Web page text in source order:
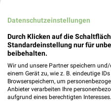
250,89 km •
ALDI Nord
In der
31141 Hildesheim
Heute 07:00 -
236,27 km •
Datenschutzeinstellungen
Durch Klicken auf die
Standardeinstellung nur für
beibehalten.
Wir und unsere Partner speichern
einem Gerät zu, wie z. B. eindeutige
Browserspeichern, um
Anbieter verarbeiten Ihre
aufgrund eines berechtigten